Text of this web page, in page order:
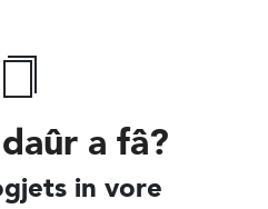
a fâ?
in vore